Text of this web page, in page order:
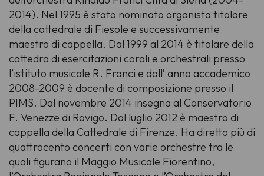
2014). Nel 1995 è stato nominato organista titolare
della cattedrale di Fiesole e successivamente
maestro di cappella. Dal 1999 al 2014 è titolare della
cattedra di esercitazioni corali e orchestrali presso
l’istituto musicale R. Franci e dall’ anno accademico
2008-2009 è docente di composizione presso il
PIMS. Dal novembre 2014 insegna al Conservatorio
F. Venezze di Rovigo. Dal luglio 2012 è maestro di
cappella della Cattedrale di Firenze. Ha diretto più di
quattrocento concerti con varie orchestre tra le
quali figurano il Maggio Musicale Fiorentino,